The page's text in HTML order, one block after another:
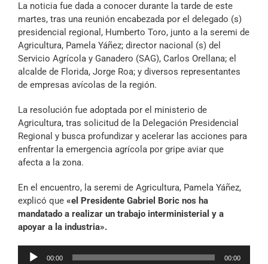
La noticia fue dada a conocer durante la tarde de este
martes, tras una reunión encabezada por el delegado (s)
presidencial regional, Humberto Toro, junto a la seremi de
Agricultura, Pamela Yáñez; director nacional (s) del
Servicio Agrícola y Ganadero (SAG), Carlos Orellana; el
alcalde de Florida, Jorge Roa; y diversos representantes
de empresas avícolas de la región.
La resolución fue adoptada por el ministerio de
Agricultura, tras solicitud de la Delegación Presidencial
Regional y busca profundizar y acelerar las acciones para
enfrentar la emergencia agrícola por gripe aviar que
afecta a la zona.
En el encuentro, la seremi de Agricultura, Pamela Yáñez,
explicó que «el Presidente Gabriel Boric nos ha
mandatado a realizar un trabajo interministerial y a
apoyar a la industria».
Reproductor
00:00 00:00